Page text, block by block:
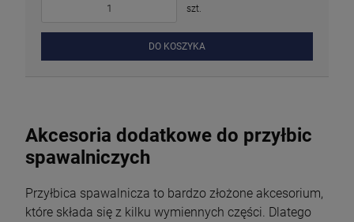
szt.
DO KOSZYKA
Akcesoria dodatkowe do przyłbic
spawalniczych
Przyłbica spawalnicza to bardzo złożone akcesorium,
które składa się z kilku wymiennych części. Dlatego